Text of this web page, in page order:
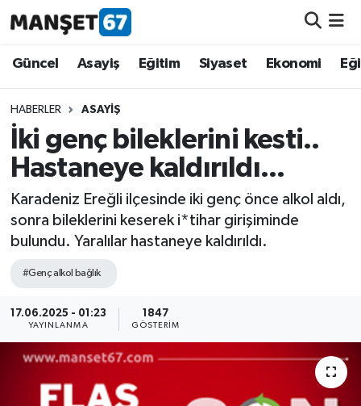
Güncel Asayiş Eğitim Siyaset Ekonomi
HABERLER ASAYIŞ
İki genç bileklerini kesti..
Hastaneye kaldırıldı...
Karadeniz Ereğli ilçesinde iki genç önce alkol aldı,
sonra bileklerini keserek i*tihar girişiminde
bulundu. Yaralılar hastaneye kaldırıldı.
#Genç alkol bağlık
17.06.2025 - 01:23
YAYINLANMA
1847
GÖSTERIM
Güncel
Asayiş
Siyaset
Eğitim
Ekonomi
Kültür-Sanat
Medya